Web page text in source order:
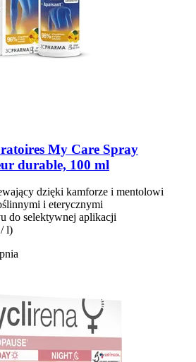
My Care Spray
durable, 100 ml
dzięki kamforze i mentolowi
i eterycznymi
do selektywnej aplikacji
l)